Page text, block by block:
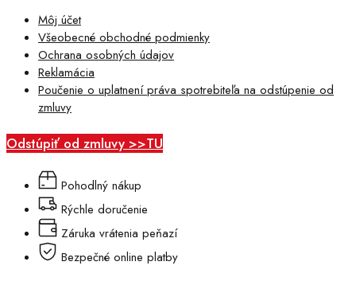
Môj účet
Všeobecné obchodné podmienky
Ochrana osobných údajov
Reklamácia
Poučenie o uplatnení práva spotrebiteľa na odstúpenie od
zmluvy
Odstúpiť od zmluvy >>TU
Pohodlný nákup
Rýchle doručenie
Záruka vrátenia peňazí
Bezpečné online platby